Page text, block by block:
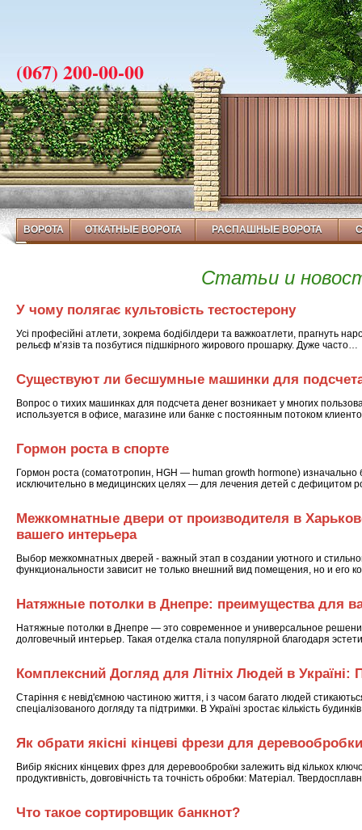
(067) 200-00-00
ВОРОТА ОТКАТНЫЕ ВОРОТА РАСПАШНЫЕ ВОРОТА
Статьи и
У чому полягає культовість тестостерону
Усі професійні атлети, зокрема бодібілдери та важкоатлети, прагнуть
рельєф м’язів та позбутися підшкірного жирового прошарку. Дуже часто…
Существуют ли бесшумные машинки для
Вопрос о тихих машинках для подсчета денег возникает у многих
используется в офисе, магазине или банке с постоянным потоком
Гормон роста в спорте
Гормон роста (соматотропин, HGH — human growth hormone) изначально
исключительно в медицинских целях — для лечения детей с дефицитом
Межкомнатные двери от производителя в
вашего интерьера
Выбор межкомнатных дверей - важный этап в создании уютного и
функциональности зависит не только внешний вид помещения, но и его
Натяжные потолки в Днепре: преимущества для
Натяжные потолки в Днепре — это современное и универсальное
долговечный интерьер. Такая отделка стала популярной благодаря
Комплексний Догляд для Літніх Людей в Україні:
Старіння є невід'ємною частиною життя, і з часом багато людей
спеціалізованого догляду та підтримки. В Україні зростає кількість
Як обрати якісні кінцеві фрези для
Вибір якісних кінцевих фрез для деревообробки залежить від кількох
продуктивність, довговічність та точність обробки: Матеріал.
Что такое сортировщик банкнот?